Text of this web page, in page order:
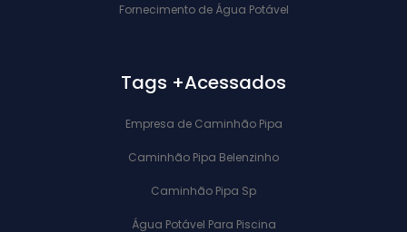
Fornecimento de Água Potável
Tags +Acessados
Empresa de Caminhão Pipa
Caminhão Pipa Belenzinho
Caminhão Pipa Sp
Água Potável Para Piscina